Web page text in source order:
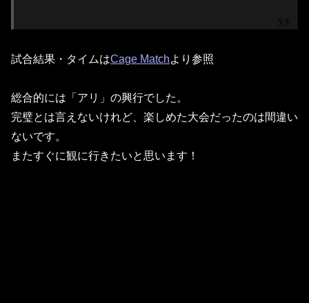
試合結果・タイムはCage Matchより参照
総合的には「アリ」の興行でした。
完璧とは言えないけれど、楽しめた大会だったのは間違い
ないです。
またすぐに観に行きたいと思います！